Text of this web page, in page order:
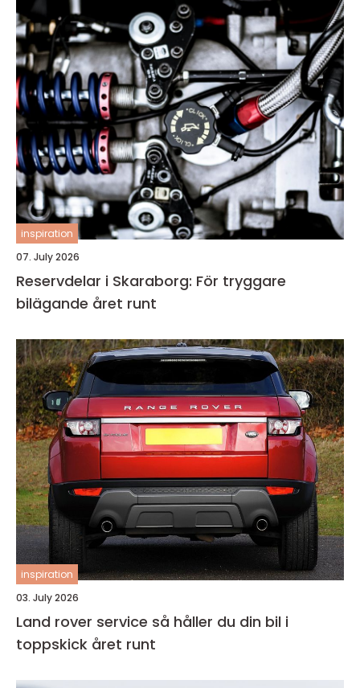
inspiration
07. July 2026
Reservdelar i Skaraborg: För tryggare
bilägande året runt
inspiration
03. July 2026
Land rover service så håller du din bil i
toppskick året runt